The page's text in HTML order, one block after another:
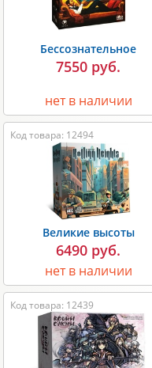
Бессознательное
7550 руб.
нет в наличии
Код товара: 12494
Великие высоты
6490 руб.
нет в наличии
Код товара: 12439